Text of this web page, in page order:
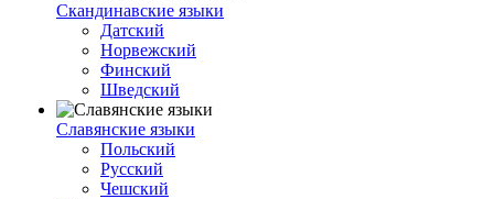
Скандинавские языки
Датский
Норвежский
Финский
Шведский
Славянские языки
Польский
Русский
Чешский